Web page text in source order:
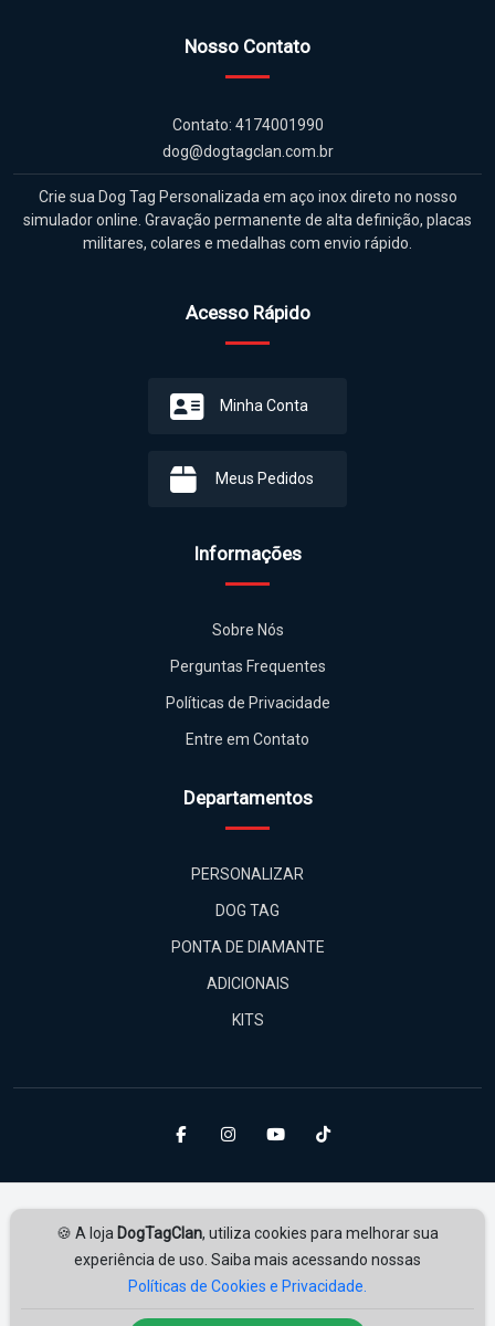
🍪 A loja DogTagClan, utiliza cookies para melhorar sua
experiência de uso. Saiba mais acessando nossas
Políticas de Cookies e Privacidade.
Nosso Contato
Contato: 4174001990
dog@dogtagclan.com.br
Crie sua Dog Tag Personalizada em aço inox direto no nosso
simulador online. Gravação permanente de alta definição, placas
militares, colares e medalhas com envio rápido.
Acesso Rápido
Minha Conta
Meus Pedidos
Informações
Sobre Nós
Perguntas Frequentes
Políticas de Privacidade
Entre em Contato
Departamentos
PERSONALIZAR
DOG TAG
PONTA DE DIAMANTE
ADICIONAIS
KITS
Desenvolvido porAmplie Soluções
ampliesolucoes.com.br